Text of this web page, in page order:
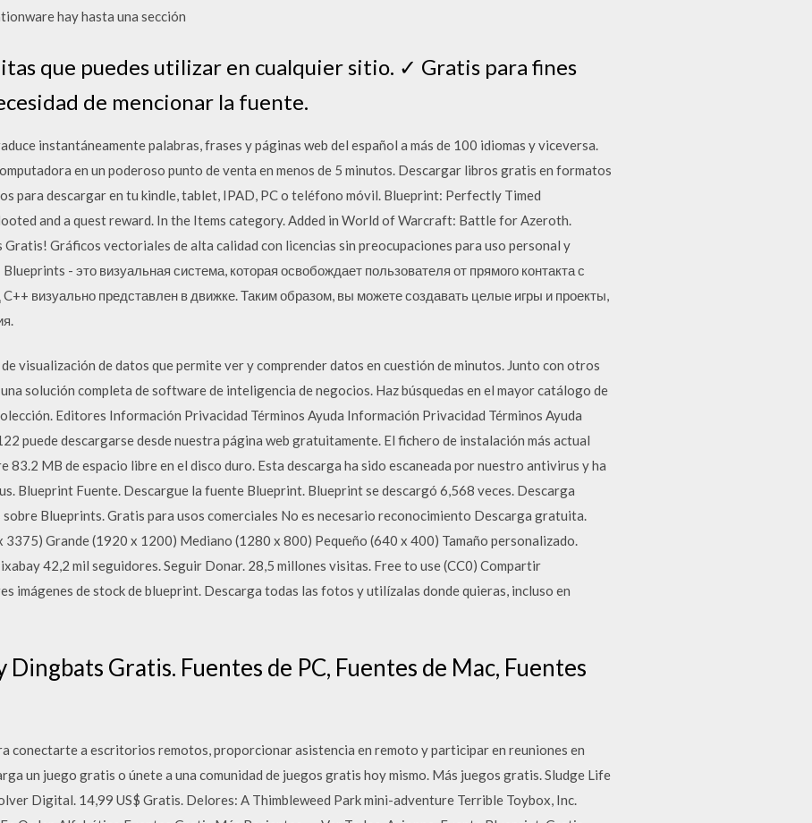
hay hasta una sección
que puedes utilizar en cualquier sitio. ✓ Gratis para fines
de mencionar la fuente.
instantáneamente palabras, frases y páginas web del español a más de 100 idiomas y viceversa.
en un poderoso punto de venta en menos de 5 minutos. Descargar libros gratis en formatos
para descargar en tu kindle, tablet, IPAD, PC o teléfono móvil. Blueprint: Perfectly Timed
and a quest reward. In the Items category. Added in World of Warcraft: Battle for Azeroth.
Gráficos vectoriales de alta calidad con licencias sin preocupaciones para uso personal y
- это визуальная система, которая освобождает пользователя от прямого контакта с
визуально представлен в движке. Таким образом, вы можете создавать целые игры и проекты,
visualización de datos que permite ver y comprender datos en cuestión de minutos. Junto con otros
solución completa de software de inteligencia de negocios. Haz búsquedas en el mayor catálogo de
Editores Información Privacidad Términos Ayuda Información Privacidad Términos Ayuda
puede descargarse desde nuestra página web gratuitamente. El fichero de instalación más actual
83.2 MB de espacio libre en el disco duro. Esta descarga ha sido escaneada por nuestro antivirus y ha
Blueprint Fuente. Descargue la fuente Blueprint. Blueprint se descargó 6,568 veces. Descarga
Blueprints. Gratis para usos comerciales No es necesario reconocimiento Descarga gratuita.
Grande (1920 x 1200) Mediano (1280 x 800) Pequeño (640 x 400) Tamaño personalizado.
42,2 mil seguidores. Seguir Donar. 28,5 millones visitas. Free to use (CC0) Compartir
imágenes de stock de blueprint. Descarga todas las fotos y utilízalas donde quieras, incluso en
Dingbats Gratis. Fuentes de PC, Fuentes de Mac, Fuentes
conectarte a escritorios remotos, proporcionar asistencia en remoto y participar en reuniones en
un juego gratis o únete a una comunidad de juegos gratis hoy mismo. Más juegos gratis. Sludge Life
Digital. 14,99 US$ Gratis. Delores: A Thimbleweed Park mini-adventure Terrible Toybox, Inc.